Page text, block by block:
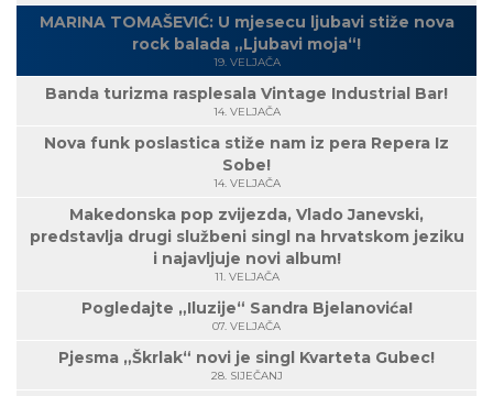
MARINA TOMAŠEVIĆ: U mjesecu ljubavi stiže nova
rock balada „Ljubavi moja“!
19. VELJAČA
Banda turizma rasplesala Vintage Industrial Bar!
14. VELJAČA
Nova funk poslastica stiže nam iz pera Repera Iz
Sobe!
14. VELJAČA
Makedonska pop zvijezda, Vlado Janevski,
predstavlja drugi službeni singl na hrvatskom jeziku
i najavljuje novi album!
11. VELJAČA
Pogledajte „Iluzije“ Sandra Bjelanovića!
07. VELJAČA
Pjesma „Škrlak“ novi je singl Kvarteta Gubec!
28. SIJEČANJ